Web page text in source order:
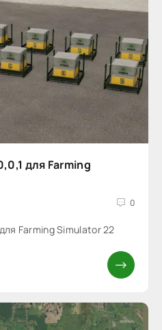
для Farming
0
Farming Simulator 22